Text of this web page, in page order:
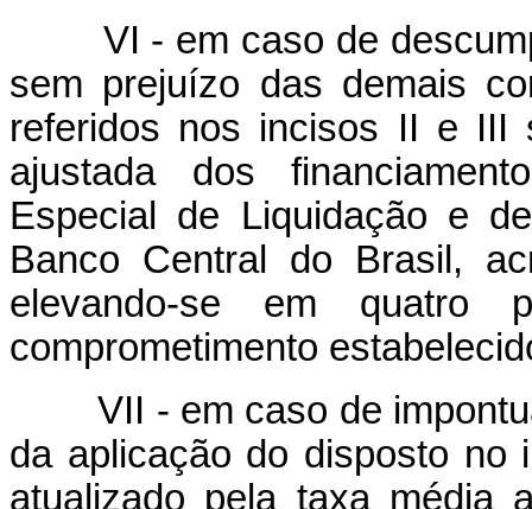
VI - em caso de
sem prejuízo das demais
referidos nos incisos II e III
ajustada dos
Especial de Liquidação e
Banco Central do Brasil,
elevando-se em quatro
comprometimento
VII - em caso de
da aplicação do disposto no
atualizado pela taxa média